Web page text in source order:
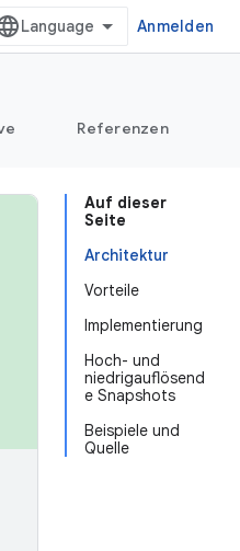
Anmelden
Referenzen
Auf dieser
Seite
Architektur
Vorteile
Implementierung
Hoch- und
niedrigauflösend
e Snapshots
Beispiele und
Quelle